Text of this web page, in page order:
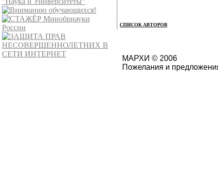
СПИСОК АВТОРОВ
МАРХИ © 2006
Пожелания и